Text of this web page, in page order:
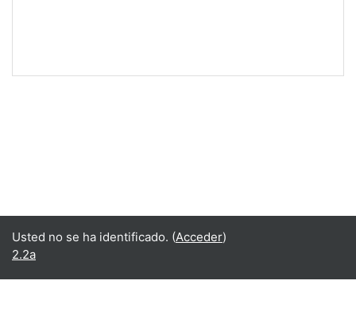
Usted no se ha identificado. (Acceder)
2.2a
Español - Internacional ‎(es)‎